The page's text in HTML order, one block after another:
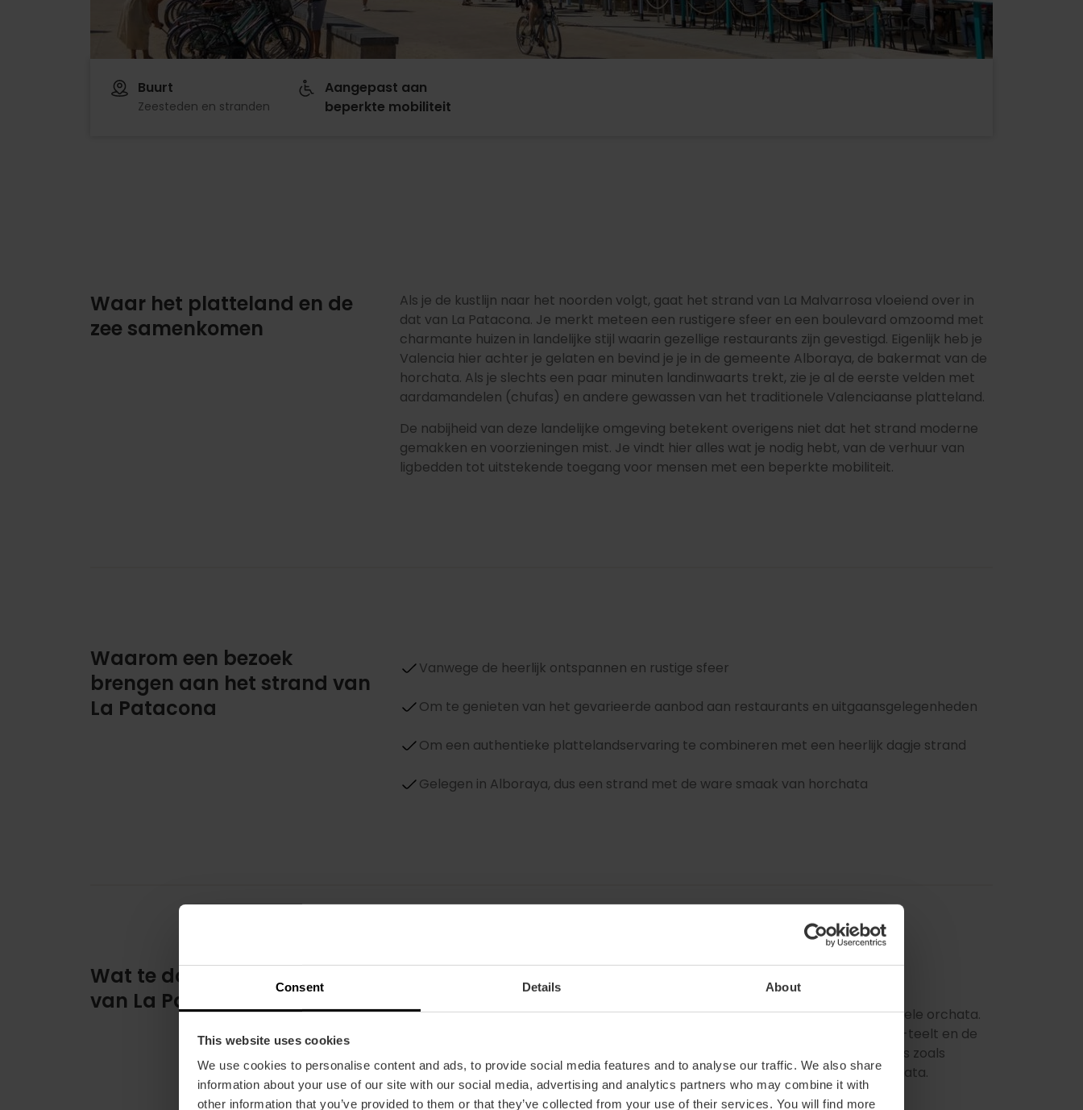
Consent Details About
This website uses cookies
We use cookies to personalise content and ads, to provide social media features and to analyse our traffic. We also share
information about your use of our site with our social media, advertising and analytics partners who may combine it with
other information that you’ve provided to them or that they’ve collected from your use of their services. You will find more
Buurt
Zeesteden en stranden
Aangepast aan
beperkte mobiliteit
Waar het platteland en de
zee samenkomen
Als je de kustlijn naar het noorden volgt, gaat het strand van La Malvarrosa vloeiend over in
dat van La Patacona. Je merkt meteen een rustigere sfeer en een boulevard omzoomd met
charmante huizen in landelijke stijl waarin gezellige restaurants zijn gevestigd. Eigenlijk heb je
Valencia hier achter je gelaten en bevind je je in de gemeente Alboraya, de bakermat van de
horchata. Als je slechts een paar minuten landinwaarts trekt, zie je al de eerste velden met
aardamandelen (chufas) en andere gewassen van het traditionele Valenciaanse platteland.
De nabijheid van deze landelijke omgeving betekent overigens niet dat het strand moderne
gemakken en voorzieningen mist. Je vindt hier alles wat je nodig hebt, van de verhuur van
ligbedden tot uitstekende toegang voor mensen met een beperkte mobiliteit.
Waarom een bezoek
brengen aan het strand van
La Patacona
Vanwege de heerlijk ontspannen en rustige sfeer
Om te genieten van het gevarieerde aanbod aan restaurants en uitgaansgelegenheden
Om een authentieke plattelandservaring te combineren met een heerlijk dagje strand
Gelegen in Alboraya, dus een strand met de ware smaak van horchata
Wat te doen op het strand
van La Patacona
Proef een lokaal gemaakte horchata
Na een heerlijk dagje strand is er niets beters dan afkoelen met een traditionele orchata.
En waar kan dat beter dan in Alboraya, het centrum van de aardamandelen-teelt en de
bakermat van dit heerlijke drankje! Geniet ervan in authentieke horchatería's zoals
Horchatería Panach, of meld je aan voor een tour over de akkers bij Mon Orxata.